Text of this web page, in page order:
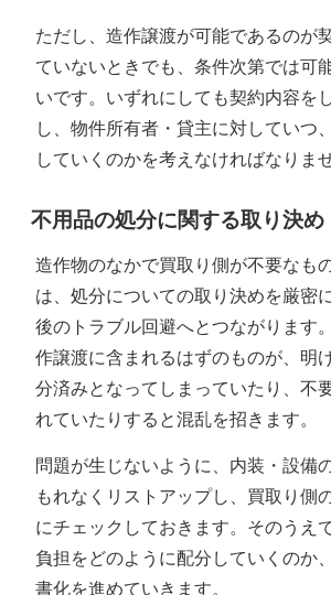
ただし、造作譲渡が可能であるのが
ていないときでも、条件次第では可
いです。いずれにしても契約内容を
し、物件所有者・貸主に対していつ
していくのかを考えなければなりませ
不用品の処分に関する取り決め
造作物のなかで買取り側が不要なも
は、処分についての取り決めを厳密
後のトラブル回避へとつながります
作譲渡に含まれるはずのものが、明
分済みとなってしまっていたり、不
れていたりすると混乱を招きます。
問題が生じないように、内装・設備
もれなくリストアップし、買取り側
にチェックしておきます。そのうえ
負担をどのように配分していくのか
書化を進めていきます。